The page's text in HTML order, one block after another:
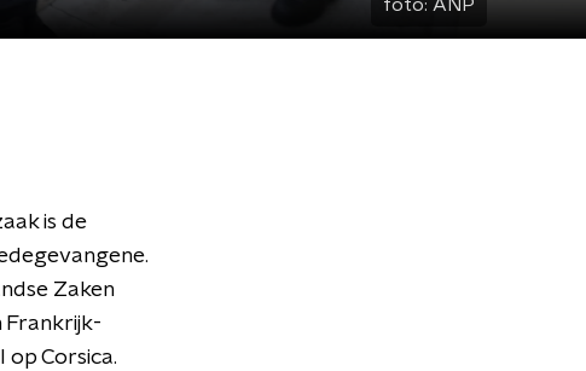
foto: ANP
is de
Zaken
Frankrijk-
Corsica.